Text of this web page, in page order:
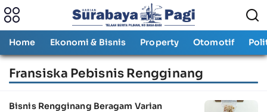
Home Ekonomi & Bisnis Property Otomotif
Fransiska Pebisnis Rengginang
Bisnis Rengginang Beragam Varian